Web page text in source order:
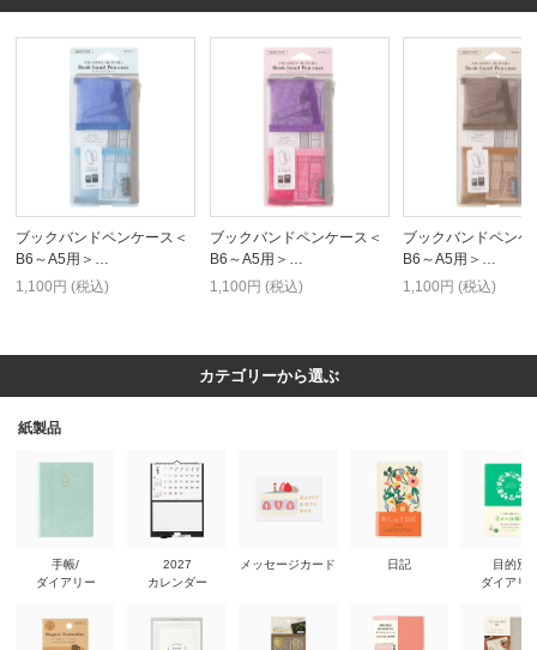
ブックバンドペンケース＜
B6～A5用＞…
1,100円 (税込)
ブックバンドペンケース＜
B6～A5用＞…
1,100円 (税込)
ブックバンドペンケ
B6～A5用＞…
1,100円 (税込)
カテゴリーから選ぶ
紙製品
手帳/
ダイアリー
2027
カレンダー
メッセージカード 日記
目的別
ダイアリ